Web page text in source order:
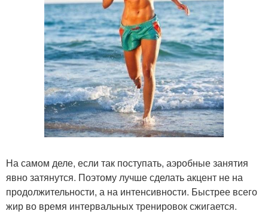
На самом деле, если так поступать, аэробные занятия
явно затянутся. Поэтому лучше сделать акцент не на
продолжительности, а на интенсивности. Быстрее всего
жир во время интервальных тренировок сжигается.